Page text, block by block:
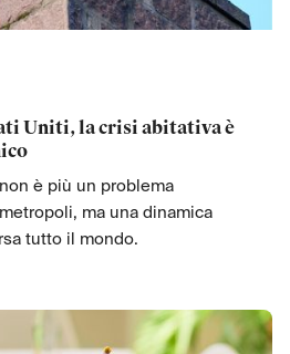
Uniti, la crisi abitativa è
è più un problema
ma una dinamica
tutto il mondo.